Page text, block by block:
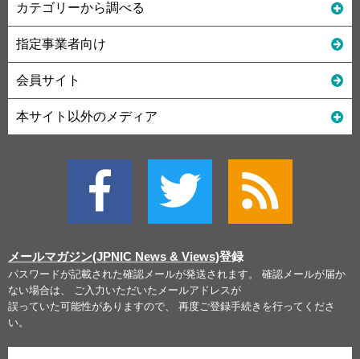
カテゴリーから調べる
指定事業者向け
会員サイト
本サイト以外のメディア
メールマガジン(JPNIC News & Views)登録
パスワードが記載された確認メールが発送されます。 確認メールが届か
ない場合は、 ご入力いただいたメールアドレスが
誤っていた可能性がありますので、 再度ご登録手続きを行ってくださ
い。